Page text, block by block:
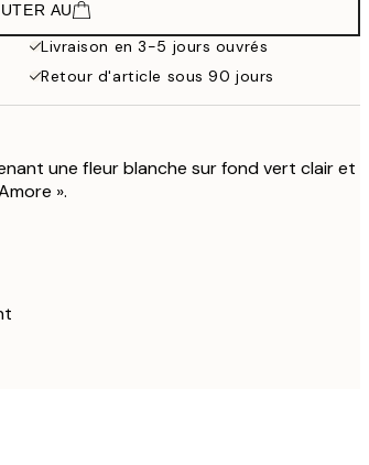
39,90 €
AU
Livraison en 3-5 jours ouvrés
Retour d'article sous 90 jours
une fleur blanche sur fond vert clair et
».